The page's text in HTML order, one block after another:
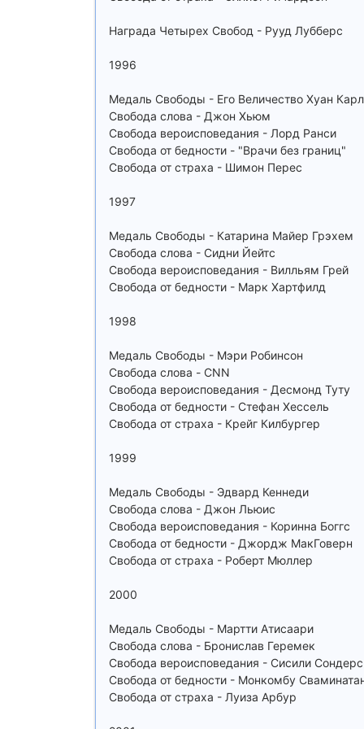
Награда Четырех Свобод - Рууд Лубберс
1996
Медаль Свободы - Его Величество Хуан
Свобода слова - Джон Хьюм
Свобода вероисповедания - Лорд Ранси
Свобода от бедности - "Врачи без границ"
Свобода от страха - Шимон Перес
1997
Медаль Свободы - Катарина Майер Грэхем
Свобода слова - Сидни Йейтс
Свобода вероисповедания - Вилльям Грей
Свобода от бедности - Марк Хартфилд
1998
Медаль Свободы - Мэри Робинсон
Свобода слова - CNN
Свобода вероисповедания - Десмонд Туту
Свобода от бедности - Стефан Хессель
Свобода от страха - Крейг Килбургер
1999
Медаль Свободы - Эдвард Кеннеди
Свобода слова - Джон Льюис
Свобода вероисповедания - Коринна Боггс
Свобода от бедности - Джордж МакГоверн
Свобода от страха - Роберт Мюллер
2000
Медаль Свободы - Мартти Атисаари
Свобода слова - Бронислав Геремек
Свобода вероисповедания - Сисили Сондерс
Свобода от бедности - Монкомбу
Свобода от страха - Луиза Арбур